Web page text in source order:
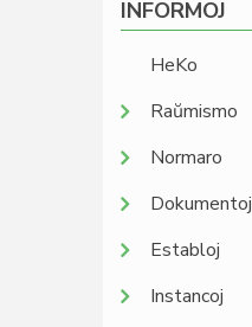
INFORMOJ
HeKo
Raŭmismo
Normaro
Dokumentoj
Establoj
Instancoj